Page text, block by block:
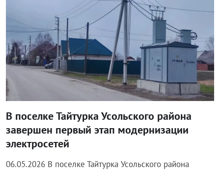
В поселке Тайтурка Усольского района
завершен первый этап модернизации
электросетей
06.05.2026 В поселке Тайтурка Усольского района